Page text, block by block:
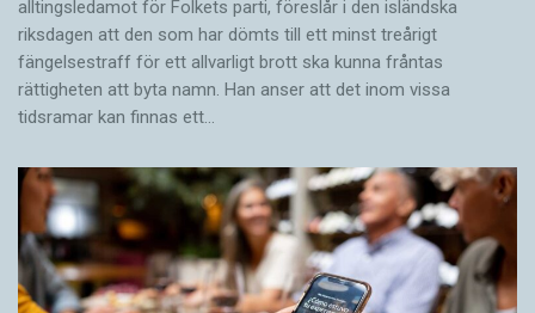
alltingsledamot för Folkets parti, föreslår i den isländska
riksdagen att den som har dömts till ett minst treårigt
fängelsestraff för ett allvarligt brott ska kunna fråntas
rättigheten att byta namn. Han anser att det inom vissa
tidsramar kan finnas ett…